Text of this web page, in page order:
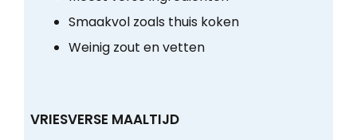
Smaakvol zoals thuis koken
Weinig zout en vetten
VRIESVERSE MAALTIJD